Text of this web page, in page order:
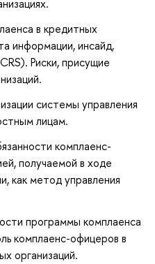
в кредитных
информации, инсайд,
Риски, присущие
системы управления
лицам.
комплаенс-
получаемой в ходе
как метод управления
программы комплаенса
комплаенс-офицеров в
организаций.